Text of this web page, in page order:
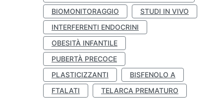
BIOMONITORAGGIO
STUDI IN VIVO
INTERFERENTI ENDOCRINI
OBESITÀ INFANTILE
PUBERTÀ PRECOCE
PLASTICIZZANTI
BISFENOLO A
FTALATI
TELARCA PREMATURO